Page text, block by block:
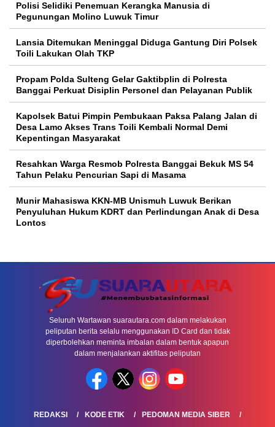
Polisi Selidiki Penemuan Kerangka Manusia di
Pegunungan Molino Luwuk Timur
Lansia Ditemukan Meninggal Diduga Gantung Diri Polsek
Toili Lakukan Olah TKP
Propam Polda Sulteng Gelar Gaktibplin di Polresta
Banggai Perkuat Disiplin Personel dan Pelayanan Publik
Kapolsek Batui Pimpin Pembukaan Paksa Palang Jalan di
Desa Lamo Akses Trans Toili Kembali Normal Demi
Kepentingan Masyarakat
Resahkan Warga Resmob Polresta Banggai Bekuk MS 54
Tahun Pelaku Pencurian Sapi di Masama
Munir Mahasiswa KKN-MB Unismuh Luwuk Berikan
Penyuluhan Hukum KDRT dan Perlindungan Anak di Desa
Lontos
Seluruh Wartawan suarautara.com dalam melakukan
peliputan berita selalu menggunakan ID Card dan tidak
diperbolehkan meminta imbalan dalam bentuk apapun
dalam menjalankan aktifitas peliputan
REDAKSI KODE ETIK PEDOMAN MEDIA SIBER